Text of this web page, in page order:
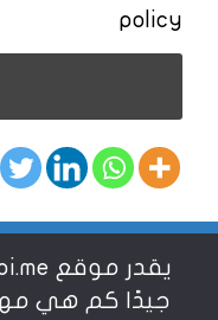
policy
شروط الاستخدام
جيدًا كم هي